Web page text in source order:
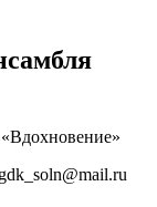
gdk_soln@mail.ru